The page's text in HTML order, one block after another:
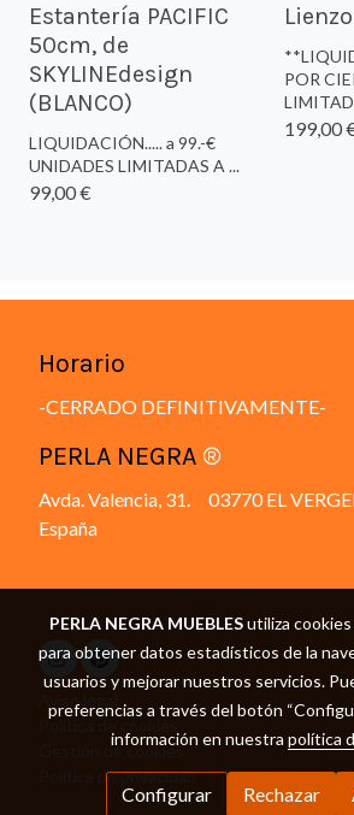
Estantería PACIFIC
50cm, de
SKYLINEdesign
(BLANCO)
LIQUIDACIÓN..... a 99.-€
UNIDADES LIMITADAS A ...
99,00 €
POR
199,00
Horario
-CERRADO DEFINITIVAMENTE-
PERLA NEGRA ®
Avda. Valencia, 31. 03770 EL
España
Aviso legal
Política de cookies
Gestión de cookies
Política de privacidad
PERLA NEGRA MUEBLESutiliza
para obtener datos estadísticos de la
usuarios y mejorar nuestros servicios.
preferencias a través del botón
información en nuestra política
Configurar Rechazar